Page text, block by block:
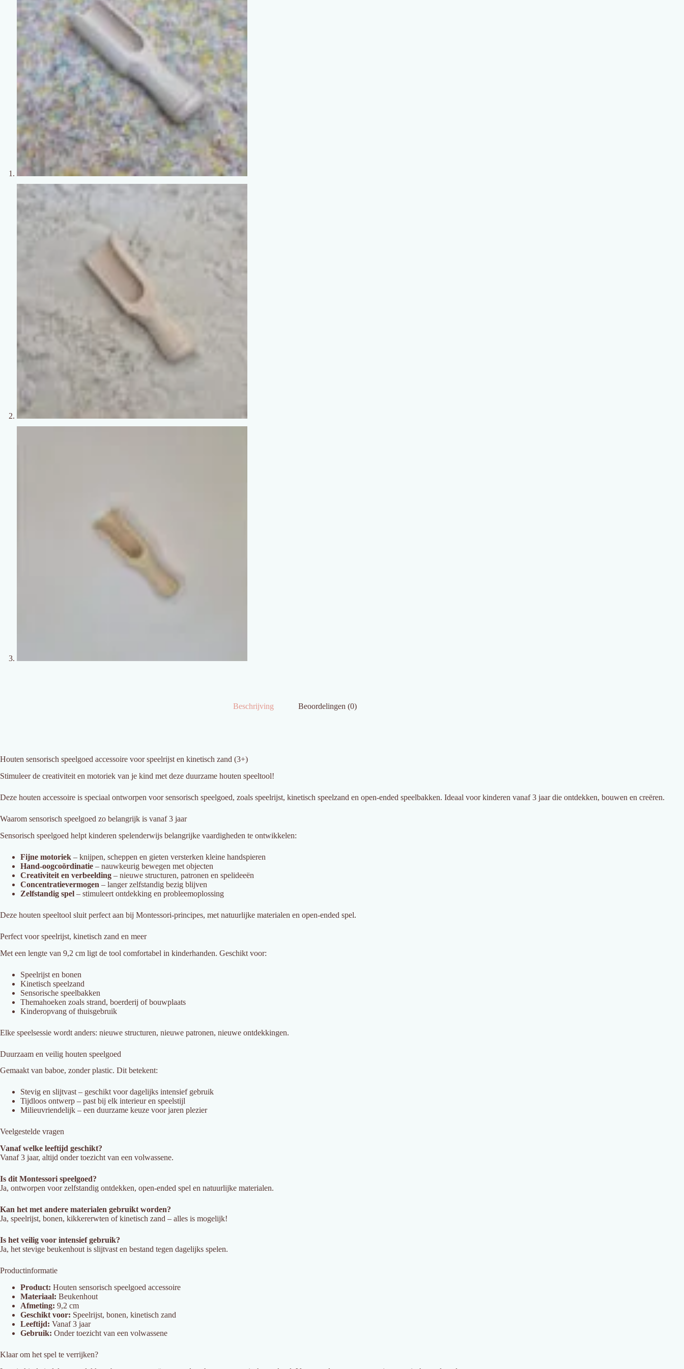
Beschrijving Beoordelingen (0)
Houten sensorisch speelgoed accessoire voor speelrijst en kinetisch zand (3+)
Stimuleer de creativiteit en motoriek van je kind met deze duurzame houten speeltool!
Deze houten accessoire is speciaal ontworpen voor sensorisch speelgoed, zoals speelrijst, kinetisch speelzand en open-ended speelbakken. Ideaal voor kinderen vanaf 3 jaar die ontdekken, bouwen en creëren.
Waarom sensorisch speelgoed zo belangrijk is vanaf 3 jaar
Sensorisch speelgoed helpt kinderen spelenderwijs belangrijke vaardigheden te ontwikkelen:
Fijne motoriek – knijpen, scheppen en gieten versterken kleine handspieren
Hand-oogcoördinatie – nauwkeurig bewegen met objecten
Creativiteit en verbeelding – nieuwe structuren, patronen en spelideeën
Concentratievermogen – langer zelfstandig bezig blijven
Zelfstandig spel – stimuleert ontdekking en probleemoplossing
Deze houten speeltool sluit perfect aan bij Montessori-principes, met natuurlijke materialen en open-ended spel.
Perfect voor speelrijst, kinetisch zand en meer
Met een lengte van 9,2 cm ligt de tool comfortabel in kinderhanden. Geschikt voor:
Speelrijst en bonen
Kinetisch speelzand
Sensorische speelbakken
Themahoeken zoals strand, boerderij of bouwplaats
Kinderopvang of thuisgebruik
Elke speelsessie wordt anders: nieuwe structuren, nieuwe patronen, nieuwe ontdekkingen.
Duurzaam en veilig houten speelgoed
Gemaakt van baboe, zonder plastic. Dit betekent:
Stevig en slijtvast – geschikt voor dagelijks intensief gebruik
Tijdloos ontwerp – past bij elk interieur en speelstijl
Milieuvriendelijk – een duurzame keuze voor jaren plezier
Veelgestelde vragen
Vanaf welke leeftijd geschikt?
Vanaf 3 jaar, altijd onder toezicht van een volwassene.
Is dit Montessori speelgoed?
Ja, ontworpen voor zelfstandig ontdekken, open-ended spel en natuurlijke materialen.
Kan het met andere materialen gebruikt worden?
Ja, speelrijst, bonen, kikkererwten of kinetisch zand – alles is mogelijk!
Is het veilig voor intensief gebruik?
Ja, het stevige beukenhout is slijtvast en bestand tegen dagelijks spelen.
Productinformatie
Product: Houten sensorisch speelgoed accessoire
Materiaal: Beukenhout
Afmeting: 9,2 cm
Geschikt voor: Speelrijst, bonen, kinetisch zand
Leeftijd: Vanaf 3 jaar
Gebruik: Onder toezicht van een volwassene
Klaar om het spel te verrijken?